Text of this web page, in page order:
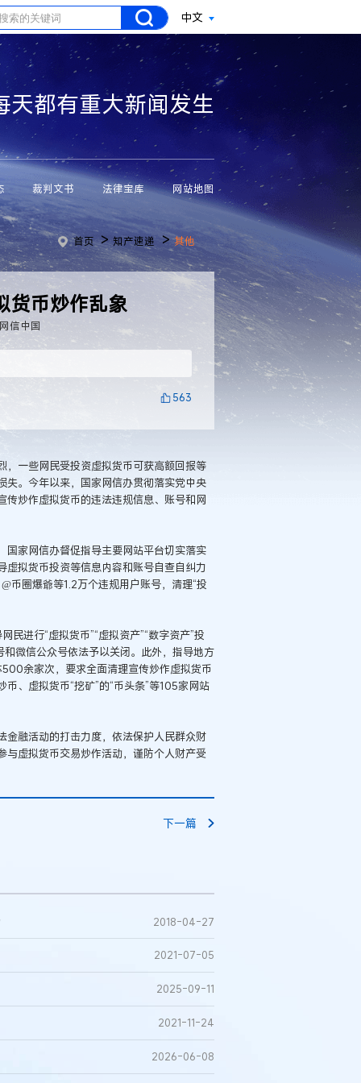
中文
天都有重大新闻发生
裁判文书 法律宝库 网站地图
首页 >知产速递 >其他
货币炒作乱象
信中国
563
，一些网民受投资虚拟货币可获高额回报等
失。今年以来，国家网信办贯彻落实党中央
炒作虚拟货币的违法违规信息、账号和网
国家网信办督促指导主要网站平台切实落实
拟货币投资等信息内容和账号自查自纠力
币圈爆爺等1.2万个违规用户账号，清理“投
民进行“虚拟货币”“虚拟资产”“数字资产”投
微信公众号依法予以关闭。此外，指导地方
余家次，要求全面清理宣传炒作虚拟货币
、虚拟货币“挖矿”的“币头条”等105家网站
金融活动的打击力度，依法保护人民群众财
虚拟货币交易炒作活动，谨防个人财产受
下一篇
2018-04-27
2021-07-05
2025-09-11
2021-11-24
2026-06-08